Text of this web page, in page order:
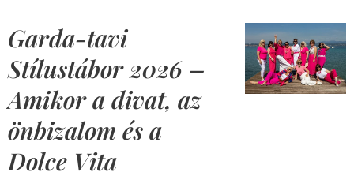
Garda-tavi
Stílustábor 2026 –
Amikor a divat, az
önbizalom és a
Dolce Vita